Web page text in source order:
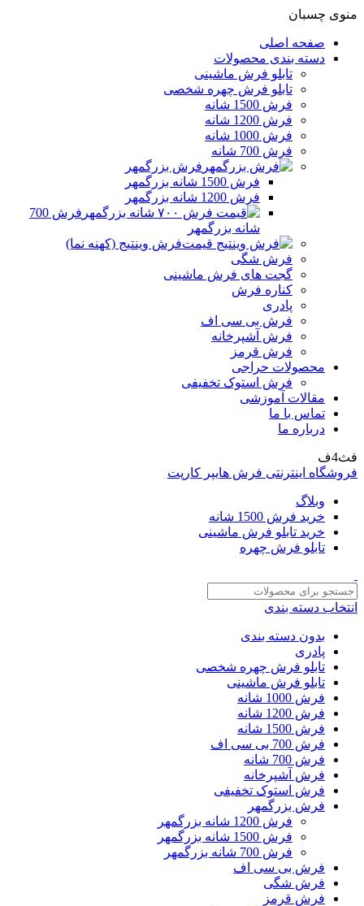
منوی چسبان
صفحه اصلی
دسته بندی محصولات
تابلو فرش ماشینی
تابلو فرش چهره شخصی
فرش 1500 شانه
فرش 1200 شانه
فرش 1000 شانه
فرش 700 شانه
فرش بزرگمهر
فرش 1500 شانه بزرگمهر
فرش 1200 شانه بزرگمهر
فرش 700
شانه بزرگمهر
فرش وینتیج (کهنه نما)
فرش شگی
گجت های فرش ماشینی
کناره فرش
پادری
فرش بی سی اف
فرش آشپرخانه
فرش قرمز
محصولات حراجی
فرش استوک تخفیفی
مقالات آموزشی
تماس با ما
درباره ما
فث4ف
فروشگاه اینترنتی فرش هایپر کارپت
وبلاگ
خرید فرش 1500 شانه
خرید تابلو فرش ماشینی
تابلو فرش چهره
انتخاب دسته بندی
بدون دسته بندی
پادری
تابلو فرش چهره شخصی
تابلو فرش ماشینی
فرش 1000 شانه
فرش 1200 شانه
فرش 1500 شانه
فرش 700 بی سی اف
فرش 700 شانه
فرش آشپرخانه
فرش استوک تخفیفی
فرش بزرگمهر
فرش 1200 شانه بزرگمهر
فرش 1500 شانه بزرگمهر
فرش 700 شانه بزرگمهر
فرش بی سی اف
فرش شگی
فرش قرمز